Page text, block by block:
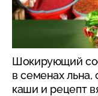
Шокирующий
в семенах льна,
каши и рецепт